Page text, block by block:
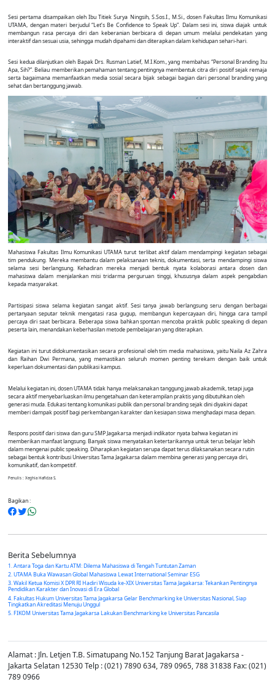
Sesi pertama disampaikan oleh Ibu Titiek Surya Ningsih, S.Sos.I., M.Si., dosen Fakultas Ilmu Komunikasi
UTAMA, dengan materi berjudul “Let’s Be Confidence to Speak Up”. Dalam sesi ini, siswa diajak untuk
membangun rasa percaya diri dan keberanian berbicara di depan umum melalui pendekatan yang
interaktif dan sesuai usia, sehingga mudah dipahami dan diterapkan dalam kehidupan sehari-hari.
Sesi kedua dilanjutkan oleh Bapak Drs. Rusman Latief, M.I.Kom., yang membahas “Personal Branding Itu
Apa, Sih?”. Beliau memberikan pemahaman tentang pentingnya membentuk citra diri positif sejak remaja
serta bagaimana memanfaatkan media sosial secara bijak sebagai bagian dari personal branding yang
sehat dan bertanggung jawab.
Mahasiswa Fakultas Ilmu Komunikasi UTAMA turut terlibat aktif dalam mendampingi kegiatan sebagai
tim pendukung. Mereka membantu dalam pelaksanaan teknis, dokumentasi, serta mendampingi siswa
selama sesi berlangsung. Kehadiran mereka menjadi bentuk nyata kolaborasi antara dosen dan
mahasiswa dalam menjalankan misi tridarma perguruan tinggi, khususnya dalam aspek pengabdian
kepada masyarakat.
Partisipasi siswa selama kegiatan sangat aktif. Sesi tanya jawab berlangsung seru dengan berbagai
pertanyaan seputar teknik mengatasi rasa gugup, membangun kepercayaan diri, hingga cara tampil
percaya diri saat berbicara. Beberapa siswa bahkan spontan mencoba praktik public speaking di depan
peserta lain, menandakan keberhasilan metode pembelajaran yang diterapkan.
Kegiatan ini turut didokumentasikan secara profesional oleh tim media mahasiswa, yaitu Naila Az Zahra
dan Raihan Dwi Permana, yang memastikan seluruh momen penting terekam dengan baik untuk
keperluan dokumentasi dan publikasi kampus.
Melalui kegiatan ini, dosen UTAMA tidak hanya melaksanakan tanggung jawab akademik, tetapi juga
secara aktif menyebarluaskan ilmu pengetahuan dan keterampilan praktis yang dibutuhkan oleh
generasi muda. Edukasi tentang komunikasi publik dan personal branding sejak dini diyakini dapat
memberi dampak positif bagi perkembangan karakter dan kesiapan siswa menghadapi masa depan.
Respons positif dari siswa dan guru SMP Jagakarsa menjadi indikator nyata bahwa kegiatan ini
memberikan manfaat langsung. Banyak siswa menyatakan ketertarikannya untuk terus belajar lebih
dalam mengenai public speaking. Diharapkan kegiatan serupa dapat terus dilaksanakan secara rutin
sebagai bentuk kontribusi Universitas Tama Jagakarsa dalam membina generasi yang percaya diri,
komunikatif, dan kompetitif.
Penulis : Xeghia Hafidza S.
Bagikan :
Berita Sebelumnya
1. Antara Toga dan Kartu ATM: Dilema Mahasiswa di Tengah Tuntutan Zaman
2. UTAMA Buka Wawasan Global Mahasiswa Lewat International Seminar ESG
3. Wakil Ketua Komisi X DPR RI Hadiri Wisuda ke-XIX Universitas Tama Jagakarsa: Tekankan Pentingnya
Pendidikan Karakter dan Inovasi di Era Global
4. Fakultas Hukum Universitas Tama Jagakarsa Gelar Benchmarking ke Universitas Nasional, Siap
Tingkatkan Akreditasi Menuju Unggul
5. FIKOM Universitas Tama Jagakarsa Lakukan Benchmarking ke Universitas Pancasila
Alamat : Jln. Letjen T.B. Simatupang No.152 Tanjung Barat Jagakarsa -
Jakarta Selatan 12530 Telp : (021) 7890 634, 789 0965, 788 31838 Fax: (021)
789 0966